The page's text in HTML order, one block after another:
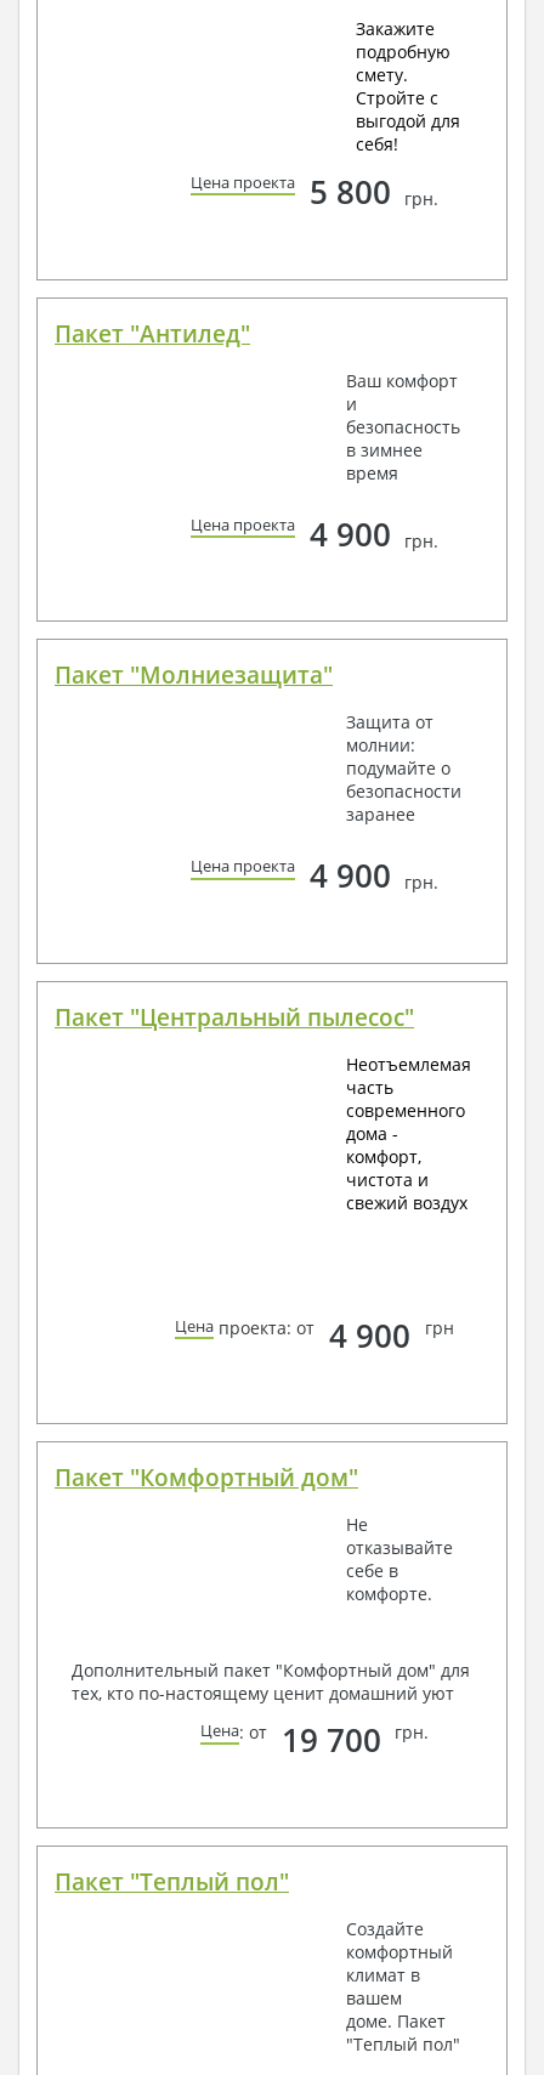
Закажите
подробную
смету.
Стройте с
выгодой для
себя!
Цена проекта 5 800 грн.
Пакет "Антилед"
Ваш комфорт
и
безопасность
в зимнее
время
Цена проекта 4 900 грн.
Пакет "Молниезащита"
Защита от
молнии:
подумайте о
безопасности
заранее
Цена проекта 4 900 грн.
Пакет "Центральный пылесос"
Неотъемлемая
часть
современного
дома -
комфорт,
чистота и
свежий воздух
Цена проекта: от 4 900 грн
Пакет "Комфортный дом"
Не
отказывайте
себе в
комфорте.
Дополнительный пакет "Комфортный дом" для
тех, кто по-настоящему ценит домашний уют
Цена: от 19 700 грн.
Пакет "Теплый пол"
Создайте
комфортный
климат в
вашем
доме. Пакет
"Теплый пол"